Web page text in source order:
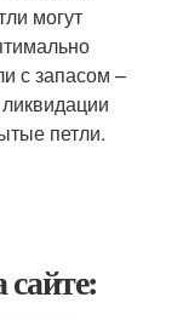
могут
с запасом –
петли.